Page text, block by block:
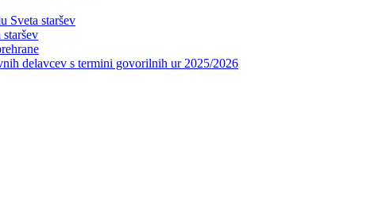
Sveta staršev
delavcev s termini govorilnih ur 2025/2026